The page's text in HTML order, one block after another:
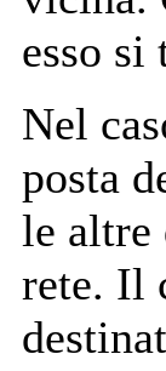
esso si
Nel
posta
le altre
rete. Il